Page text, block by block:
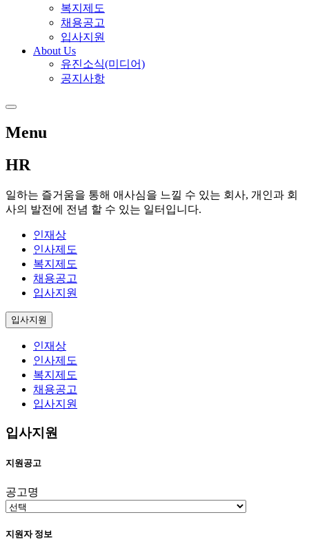
복지제도
채용공고
입사지원
About Us
유진소식(미디어)
공지사항
Menu
HR
일하는 즐거움을 통해 애사심을 느낄 수 있는 회사, 개인과 회
사의 발전에 전념 할 수 있는 일터입니다.
인재상
인사제도
복지제도
채용공고
입사지원
입사지원
인재상
인사제도
복지제도
채용공고
입사지원
입사지원
지원공고
공고명
지원자 정보